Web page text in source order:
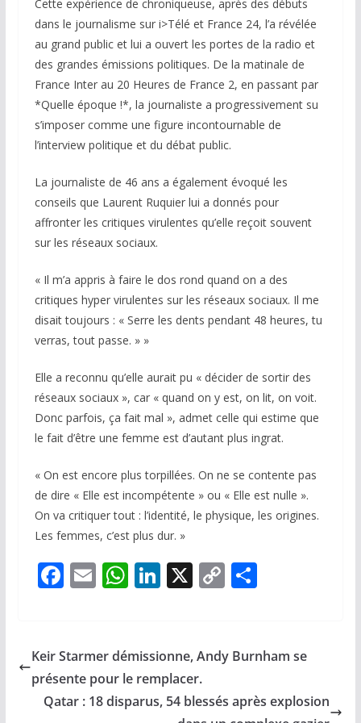
Cette expérience de chroniqueuse, après des débuts
dans le journalisme sur i>Télé et France 24, l’a révélée
au grand public et lui a ouvert les portes de la radio et
des grandes émissions politiques. De la matinale de
France Inter au 20 Heures de France 2, en passant par
*Quelle époque !*, la journaliste a progressivement su
s’imposer comme une figure incontournable de
l’interview politique et du débat public.
La journaliste de 46 ans a également évoqué les
conseils que Laurent Ruquier lui a donnés pour
affronter les critiques virulentes qu’elle reçoit souvent
sur les réseaux sociaux.
« Il m’a appris à faire le dos rond quand on a des
critiques hyper virulentes sur les réseaux sociaux. Il me
disait toujours : « Serre les dents pendant 48 heures, tu
verras, tout passe. » »
Elle a reconnu qu’elle aurait pu « décider de sortir des
réseaux sociaux », car « quand on y est, on lit, on voit.
Donc parfois, ça fait mal », admet celle qui estime que
le fait d’être une femme est d’autant plus ingrat.
« On est encore plus torpillées. On ne se contente pas
de dire « Elle est incompétente » ou « Elle est nulle ».
On va critiquer tout : l’identité, le physique, les origines.
Les femmes, c’est plus dur. »
F
b
o
o
E
l
W
s
A
p
Li
e
dI
n
X C
y
n
P
g
Keir Starmer démissionne, Andy Burnham se
présente pour le remplacer.
Qatar : 18 disparus, 54 blessés après explosion